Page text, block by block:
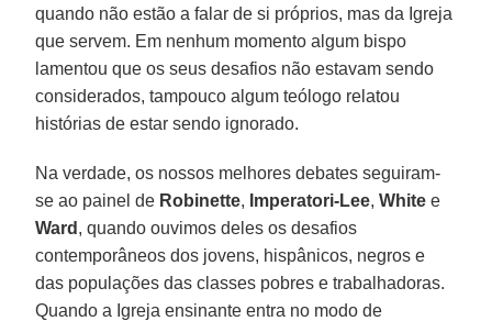
quando não estão a falar de si próprios, mas da Igreja
que servem. Em nenhum momento algum bispo
lamentou que os seus desafios não estavam sendo
considerados, tampouco algum teólogo relatou
histórias de estar sendo ignorado.
Na verdade, os nossos melhores debates seguiram-
se ao painel de Robinette, Imperatori-Lee,White e
Ward , quando ouvimos deles os desafios
contemporâneos dos jovens, hispânicos, negros e
das populações das classes pobres e trabalhadoras.
Quando a Igreja ensinante entra no modo de